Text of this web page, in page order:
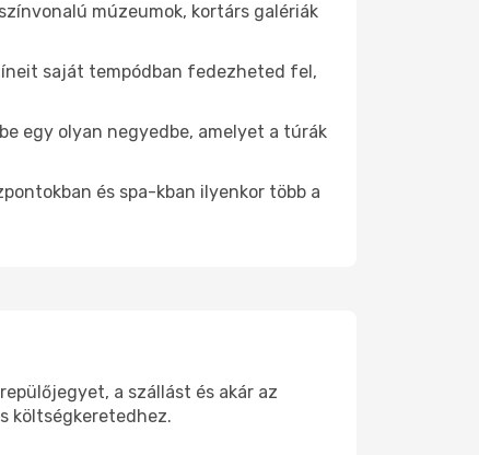
múzeumok, kortárs galériák
saját tempódban fedezheted fel,
egy olyan negyedbe, amelyet a túrák
és spa-kban ilyenkor több a
a szállást és akár az
költségkeretedhez.